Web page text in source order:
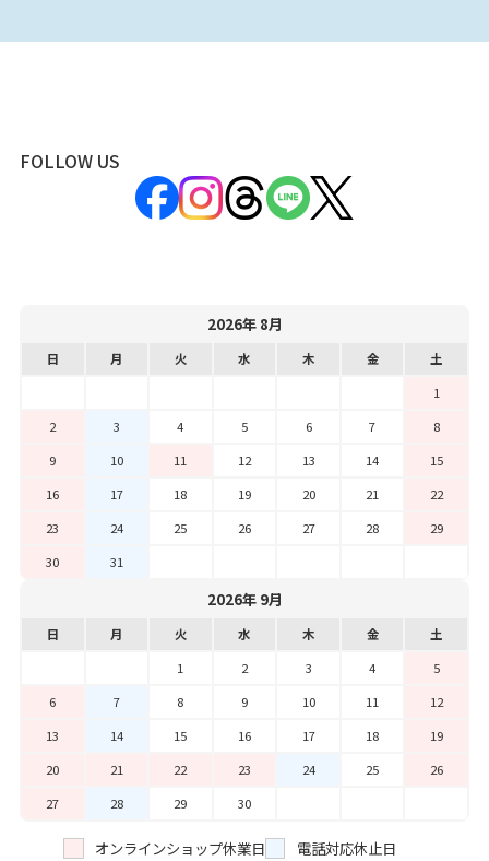
FOLLOW US
2026年 8月
日 月 火 水 木 金
土
1
2
3 4 5 6 7
8
9
10 11 12 13 14
15
16
17 18 19 20 21
22
23
24 25 26 27 28
29
30
31
2026年 9月
日 月 火 水 木 金
土
1
2 3 4
5
6
7 8 9 10 11
12
13
14 15 16 17 18
19
20
21 22 23 24 25
26
27
28 29 30
オンラインショップ休業日 電話対応休止日